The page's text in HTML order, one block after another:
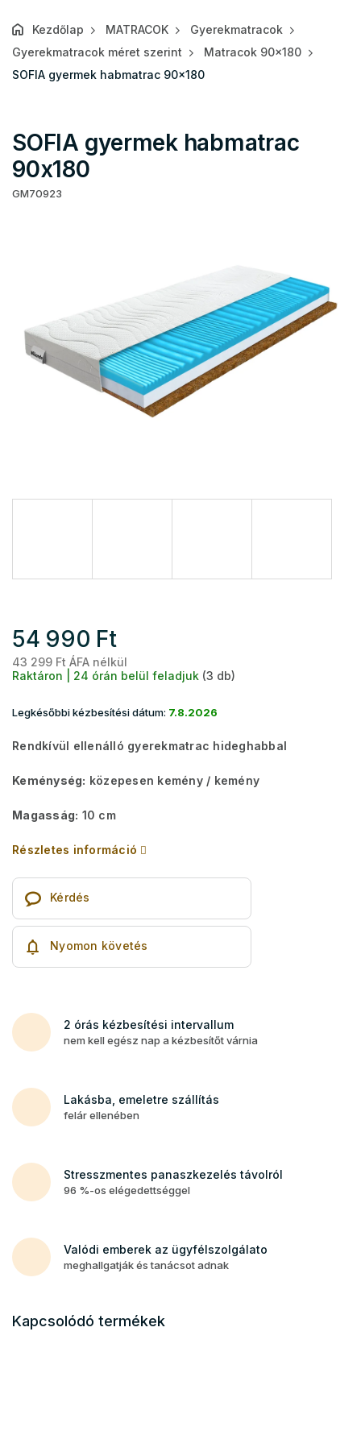
Kezdőlap MATRACOK
Gyerekmatracok
Gyerekmatracok méret szerint
Matracok 90x180
SOFIA gyermek habmatrac 90x180
SOFIA gyermek habmatrac
90x180
GM70923
54 990 Ft
43 299 Ft ÁFA nélkül
Raktáron | 24 órán belül feladjuk (3 db)
Legkésőbbi kézbesítési dátum: 7.8.2026
Rendkívül ellenálló gyerekmatrac hideghabbal
Keménység: közepesen kemény / kemény
Magasság: 10 cm
Részletes információ
Kérdés
Nyomon követés
2 órás kézbesítési intervallum
nem kell egész nap a kézbesítőt várnia
Lakásba, emeletre szállítás
felár ellenében
Stresszmentes panaszkezelés távolról
96 %-os elégedettséggel
Valódi emberek az ügyfélszolgálato
meghallgatják és tanácsot adnak
Kapcsolódó termékek